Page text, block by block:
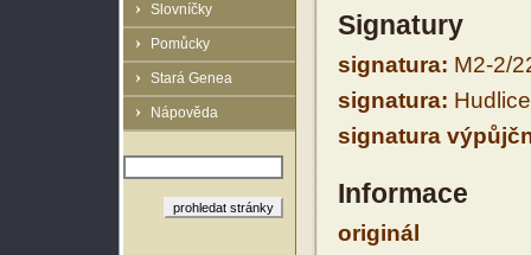
Slovníčky
Pomůcky
Stará Genea
Nápověda
Signatury
signatura: M2-2/
signatura:
signatura
Informace
originál